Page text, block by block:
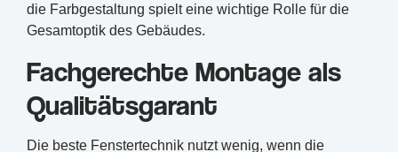
die Farbgestaltung spielt eine wichtige Rolle für die
Gesamtoptik des Gebäudes.
Fachgerechte Montage als
Qualitätsgarant
Die beste Fenstertechnik nutzt wenig, wenn die